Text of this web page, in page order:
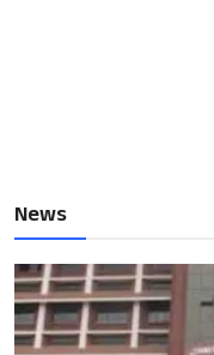
News